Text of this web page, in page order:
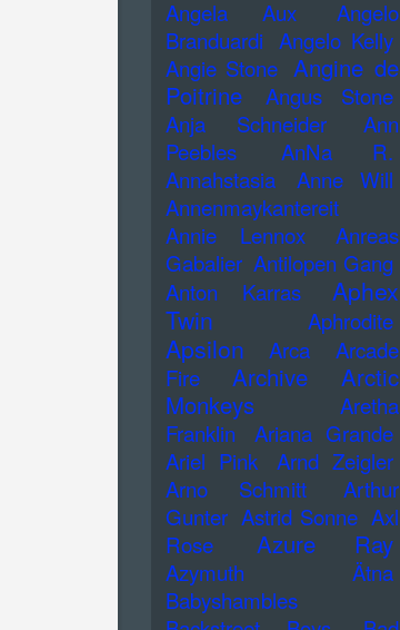
Angela Aux
Angelo
Branduardi Angelo Kelly
Angie Stone Angine de
Poitrine
Angus Stone
Anja Schneider
Ann
Peebles
AnNa R.
Annahstasia
Anne Will
Annenmaykantereit
Annie Lennox
Anreas
Gabalier Antilopen Gang
Anton Karras
Aphex
Twin
Aphrodite
Apsilon Arca
Arcade
Fire
Archive
Arctic
Monkeys
Aretha
Franklin
Ariana Grande
Ariel Pink
Arnd Zeigler
Arno Schmitt
Arthur
Gunter Astrid Sonne Axl
Rose
Azure Ray
Azymuth
Ätna
Babyshambles